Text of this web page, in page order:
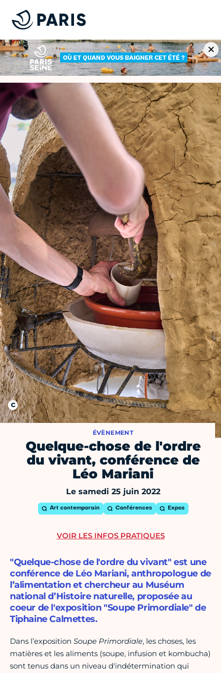
ÉVÈNEMENT
Quelque-chose de l'ordre
du vivant, conférence de
Léo Mariani
Le samedi 25 juin 2022
Art contemporain Conférences Expos
"Quelque-chose de l'ordre du vivant" est une
conférence de Léo Mariani, anthropologue de
l’alimentation et chercheur au Muséum
national d’Histoire naturelle, proposée au
coeur de l'exposition "Soupe Primordiale" de
Tiphaine Calmettes.
Dans l’exposition Soupe Primordiale, les choses, les
matières et les aliments (soupe, infusion et kombucha)
sont tenus dans un niveau d'indétermination qui
VOIR LES INFOS PRATIQUES